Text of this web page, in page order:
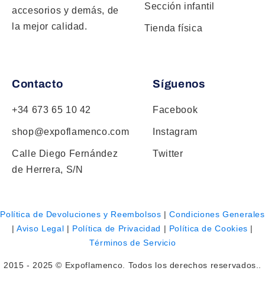
accesorios y demás, de
la mejor calidad.
Sección infantil
Tienda física
Contacto
+34 673 65 10 42
shop@expoflamenco.com
Calle Diego Fernández
de Herrera, S/N
Síguenos
Facebook
Instagram
Twitter
Política de Devoluciones y Reembolsos |Condiciones Generales
|Aviso Legal | Política de Privacidad | Política de Cookies |
Términos de Servicio
2015 - 2025 © Expoflamenco. Todos los derechos reservados..